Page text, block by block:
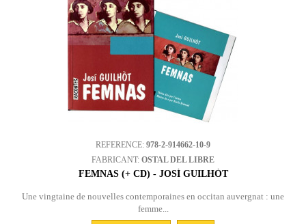
REFERENCE: 978-2-914662-10-9
FABRICANT: OSTAL DEL LIBRE
FEMNAS (+ CD) - JOSÍ GUILHÒT
Une vingtaine de nouvelles contemporaines en occitan auvergnat : une
femme...